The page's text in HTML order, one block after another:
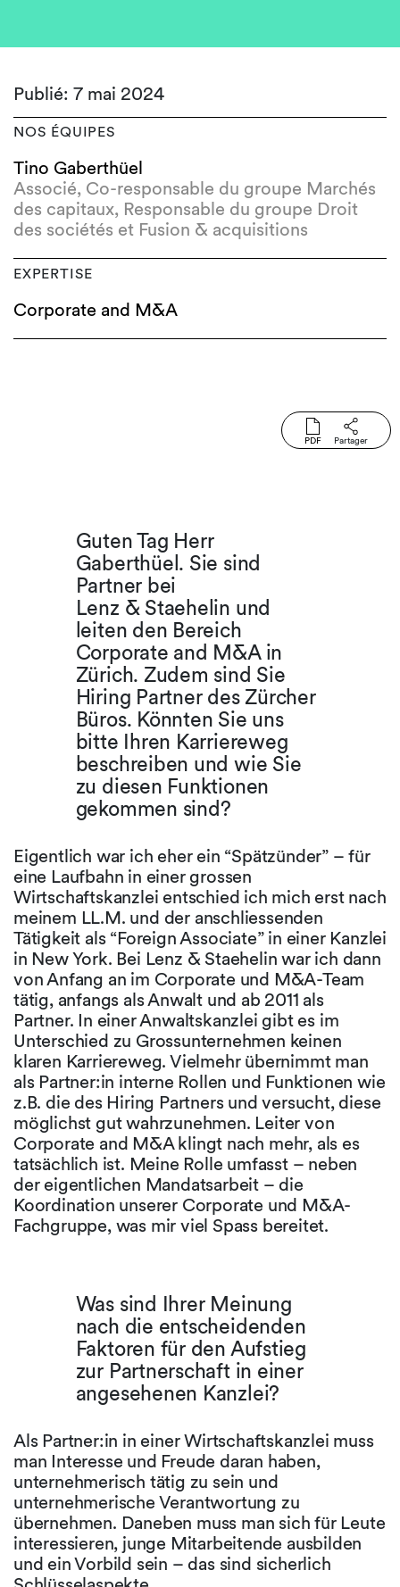
Publié: 7 mai 2024
NOS ÉQUIPES
Tino Gaberthüel
Associé, Co-responsable du groupe Marchés
des capitaux, Responsable du groupe Droit
des sociétés et Fusion & acquisitions
EXPERTISE
Corporate and M&A
PDF Partager
Guten Tag Herr
Gaberthüel. Sie sind
Partner bei
Lenz & Staehelin und
leiten den Bereich
Corporate and M&A in
Zürich. Zudem sind Sie
Hiring Partner des Zürcher
Büros. Könnten Sie uns
bitte Ihren Karriereweg
beschreiben und wie Sie
zu diesen Funktionen
gekommen sind?
Eigentlich war ich eher ein “Spätzünder” – für
eine Laufbahn in einer grossen
Wirtschaftskanzlei entschied ich mich erst nach
meinem LL.M. und der anschliessenden
Tätigkeit als “Foreign Associate” in einer Kanzlei
in New York. Bei Lenz & Staehelin war ich dann
von Anfang an im Corporate und M&A-Team
tätig, anfangs als Anwalt und ab 2011 als
Partner. In einer Anwaltskanzlei gibt es im
Unterschied zu Grossunternehmen keinen
klaren Karriereweg. Vielmehr übernimmt man
als Partner:in interne Rollen und Funktionen wie
z.B. die des Hiring Partners und versucht, diese
möglichst gut wahrzunehmen. Leiter von
Corporate and M&A klingt nach mehr, als es
tatsächlich ist. Meine Rolle umfasst – neben
der eigentlichen Mandatsarbeit – die
Koordination unserer Corporate und M&A-
Fachgruppe, was mir viel Spass bereitet.
Was sind Ihrer Meinung
nach die entscheidenden
Faktoren für den Aufstieg
zur Partnerschaft in einer
angesehenen Kanzlei?
Als Partner:in in einer Wirtschaftskanzlei muss
man Interesse und Freude daran haben,
unternehmerisch tätig zu sein und
unternehmerische Verantwortung zu
übernehmen. Daneben muss man sich für Leute
interessieren, junge Mitarbeitende ausbilden
und ein Vorbild sein – das sind sicherlich